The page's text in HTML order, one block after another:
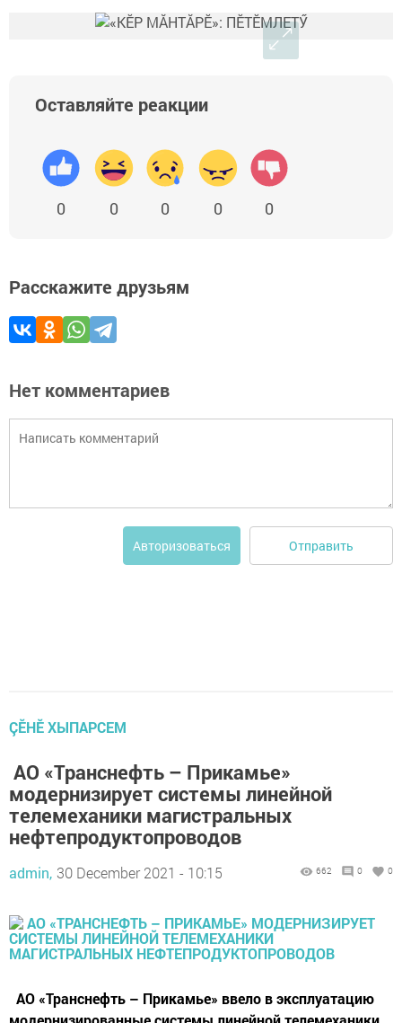
Оставляйте реакции
0 0 0 0 0
Расскажите друзьям
Нет комментариев
Авторизоваться Отправить
ÇӖНӖ ХЫПАРСЕМ
АО «Транснефть – Прикамье»
модернизирует системы линейной
телемеханики магистральных
нефтепродуктопроводов
admin, 30 December 2021 - 10:15 662 0 0
АО «Транснефть – Прикамье» ввело в эксплуатацию